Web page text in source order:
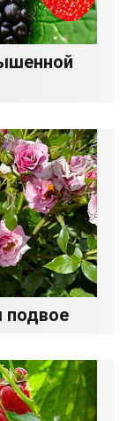
подвое